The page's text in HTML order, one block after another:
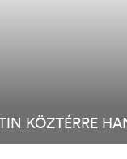
KÖZTÉRRE